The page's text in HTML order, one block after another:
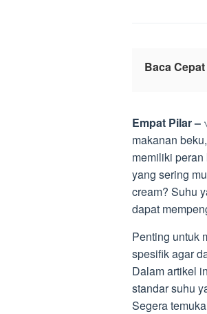
Baca Cepat
Empat Pilar –
makanan
memiliki
yang sering
cream? Suhu
dapat
Penting untuk
spesifik agar
Dalam artikel
standar suhu
Segera